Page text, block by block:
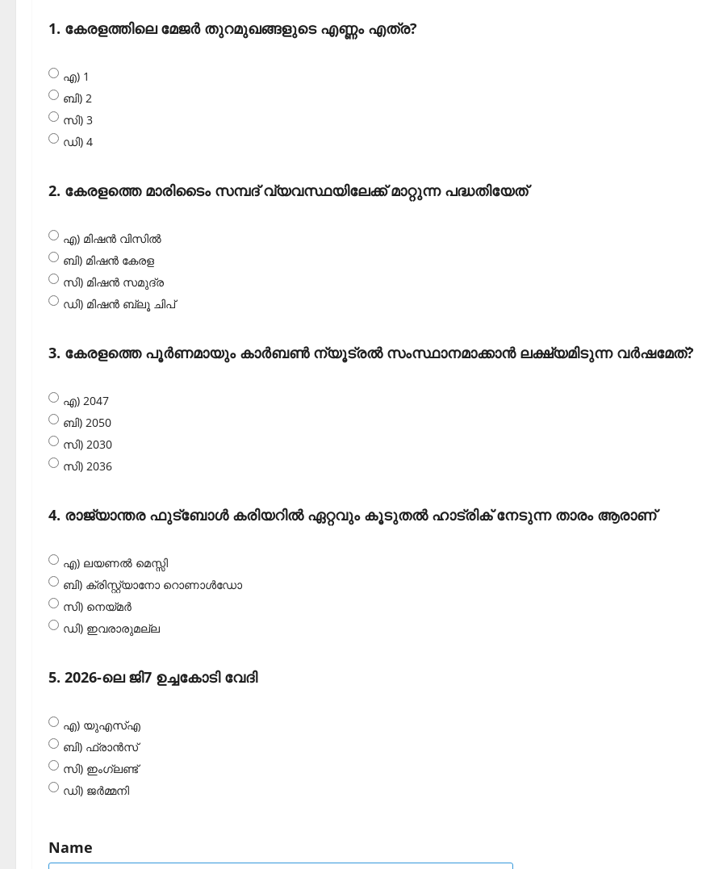
1. കേരളത്തിലെ മേജര്‍ തുറമുഖങ്ങളുടെ എണ്ണം എത്ര?
എ) 1
ബി) 2
സി) 3
ഡി) 4
2. കേരളത്തെ മാരിടൈം സമ്പദ് വ്യവസ്ഥയിലേക്ക് മാറ്റുന്ന പദ്ധതിയേത്
എ) മിഷന്‍ വിസില്‍
ബി) മിഷന്‍ കേരള
സി) മിഷന്‍ സമുദ്ര
ഡി) മിഷന്‍ ബ്ലൂ ചിപ്
3. കേരളത്തെ പൂര്‍ണമായും കാര്‍ബണ്‍ ന്യൂട്രല്‍ സംസ്ഥാനമാക്കാന്‍ ലക്ഷ്യമിടുന്ന വര്‍ഷമേത്?
എ) 2047
ബി) 2050
സി) 2030
സി) 2036
4. രാജ്യാന്തര ഫുട്‌ബോള്‍ കരിയറില്‍ ഏറ്റവും കൂടുതല്‍ ഹാട്രിക് നേടുന്ന താരം ആരാണ്
എ) ലയണല്‍ മെസ്സി
ബി) ക്രിസ്റ്റ്യാനോ റൊണാള്‍ഡോ
സി) നെയ്മര്‍
ഡി) ഇവരാരുമല്ല
5. 2026-ലെ ജി7 ഉച്ചകോടി വേദി
എ) യുഎസ്എ
ബി) ഫ്രാന്‍സ്
സി) ഇംഗ്ലണ്ട്
ഡി) ജര്‍മ്മനി
Name